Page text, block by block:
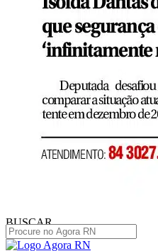
BUSCAR